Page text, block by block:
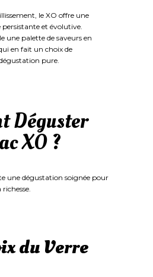
le XO offre une
et évolutive.
une palette de saveurs en
en fait un choix de
pure.
Déguster
XO ?
une dégustation soignée pour
du Verre